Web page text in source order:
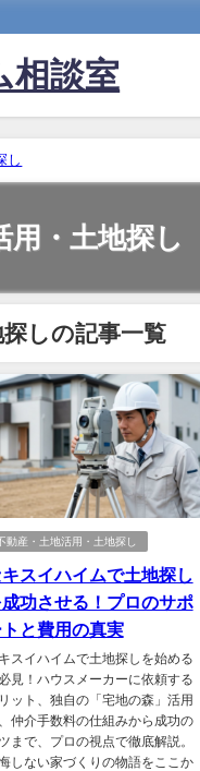
相談室
し
用・土地探し
しの記事一覧
動産・土地活用・土地探し
キスイハイムで土地探し
成功させる！プロのサポ
トと費用の真実
スイハイムで土地探しを始める
見！ハウスメーカーに依頼する
ット、独自の「宅地の森」活用
仲介手数料の仕組みから成功の
まで、プロの視点で徹底解説。
しない家づくりの物語をここか